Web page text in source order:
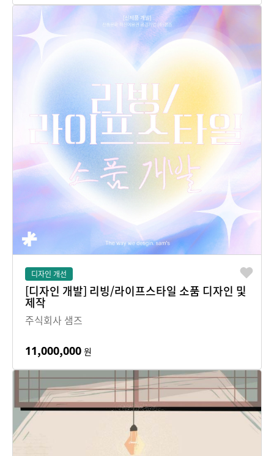
디자인 개선
[디자인 개발] 리빙/라이프스타일 소품 디자인 및
제작
주식회사 샘즈
11,000,000 원